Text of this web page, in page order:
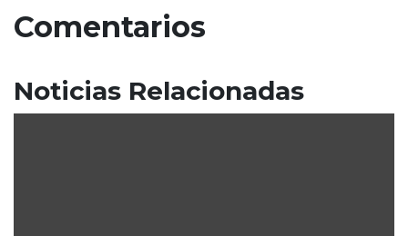
Comentarios
Noticias Relacionadas